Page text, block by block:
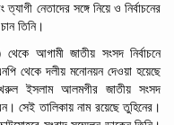
ত্যাগী নেতাদের সঙ্গে নিয়ে ও নির্বাচনের
চান তিনি।
থেকে আগামী জাতীয় সংসদ নির্বাচনে
থেকে দলীয় মনোনয়ন দেওয়া হয়েছে
ইসলাম আলমগীর জাতীয় সংসদ
সেই তালিকায় নাম রয়েছে তুহিনের।